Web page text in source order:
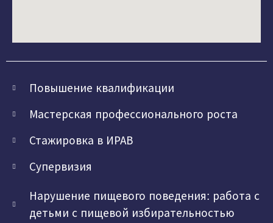
Повышение квалификации
Мастерская профессионального роста
Стажировка в ИРАВ
Супервизия
Нарушение пищевого поведения: работа с
детьми с пищевой избирательностью